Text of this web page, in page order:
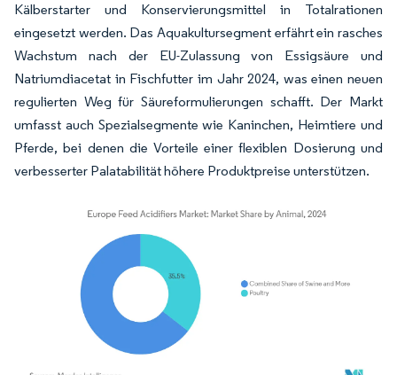
Kälberstarter und Konservierungsmittel in Totalrationen
eingesetzt werden. Das Aquakultursegment erfährt ein rasches
Wachstum nach der EU-Zulassung von Essigsäure und
Natriumdiacetat in Fischfutter im Jahr 2024, was einen neuen
regulierten Weg für Säureformulierungen schafft. Der Markt
umfasst auch Spezialsegmente wie Kaninchen, Heimtiere und
Pferde, bei denen die Vorteile einer flexiblen Dosierung und
verbesserter Palatabilität höhere Produktpreise unterstützen.